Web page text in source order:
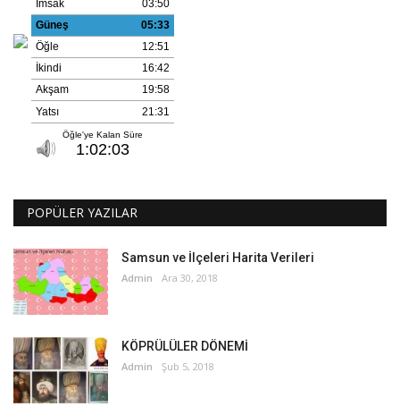
POPÜLER YAZILAR
Samsun ve İlçeleri Harita Verileri
Admin Ara 30, 2018
KÖPRÜLÜLER DÖNEMİ
Admin Şub 5, 2018